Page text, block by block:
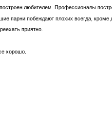
любителем. Профессионалы
парни побеждают плохих всегда, кроме
приятно.
хорошо.